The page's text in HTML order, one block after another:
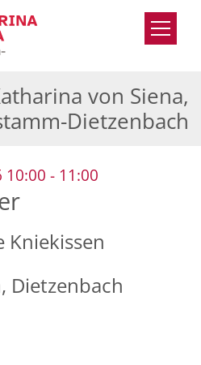
von Siena,
Dietzenbach
10:00 - 11:00
Kniekissen
Dietzenbach